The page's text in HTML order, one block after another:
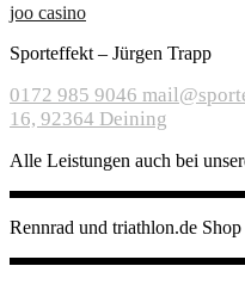
joo casino
Sporteffekt – Jürgen Trapp
0172 985 9046
16, 92364 Deining
Alle Leistungen auch bei
Rennrad und triathlon.de